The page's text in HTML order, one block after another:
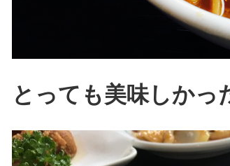
とっても美味しかっ